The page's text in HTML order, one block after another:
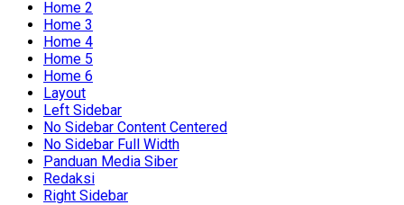
Home 2
Home 3
Home 4
Home 5
Home 6
Layout
Left Sidebar
No Sidebar Content Centered
No Sidebar Full Width
Panduan Media Siber
Redaksi
Right Sidebar